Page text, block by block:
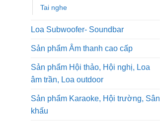
Tai nghe
Loa Subwoofer- Soundbar
Sản phẩm Âm thanh cao cấp
Sản phẩm Hội thảo, Hội nghị, Loa
âm trần, Loa outdoor
Sản phẩm Karaoke, Hội trường, Sân
khấu